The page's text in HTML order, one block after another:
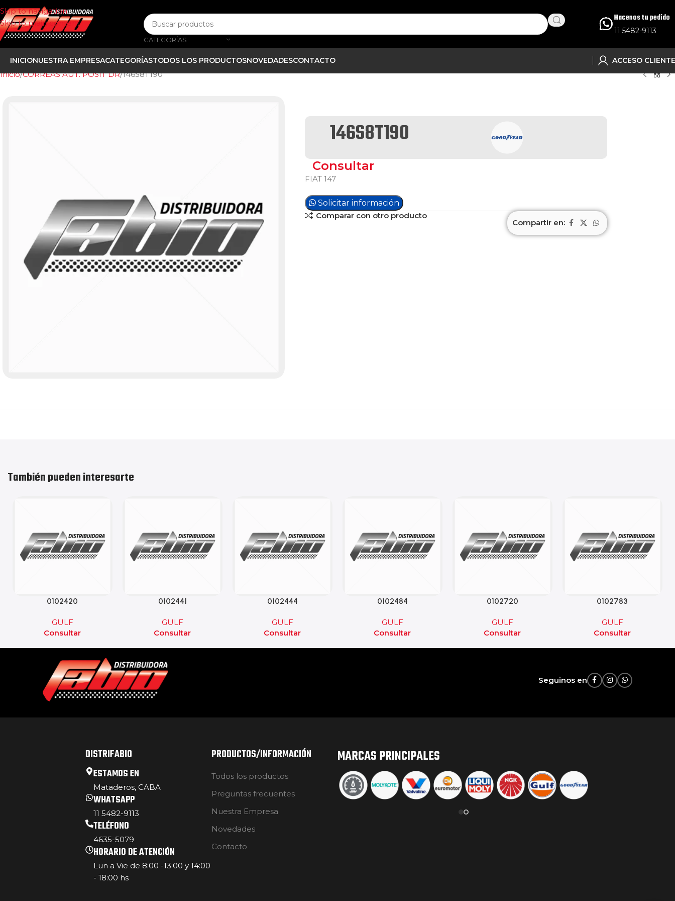
Skip to navigation
Skip to main content
CATEGORÍAS
Hacenos tu pedido
11 5482-9113
INICIONUESTRA EMPRESACATEGORÍASTODOS LOS PRODUCTOSNOVEDADESCONTACTO ACCESO
Inicio CORREAS AUT. POSIT DR 146S8T190
146S8T190
Consultar
FIAT 147
Solicitar información
Comparar con otro producto
Compartir en:
También pueden interesarte
0102420
GULF
Consultar
0102441
GULF
Consultar
0102444
GULF
Consultar
0102484
GULF
Consultar
0102720
GULF
Consultar
0102783
GULF
Consultar
Seguinos en
DISTRIFABIO
ESTAMOS EN
Mataderos, CABA
WHATSAPP
11 5482-9113
TELÉFONO
4635-5079
HORARIO DE ATENCIÓN
Lun a Vie de 8:00 -13:00 y 14:00
- 18:00 hs
PRODUCTOS/INFORMACIÓN
Todos los productos
Preguntas frecuentes
Nuestra Empresa
Novedades
Contacto
MARCAS PRINCIPALES